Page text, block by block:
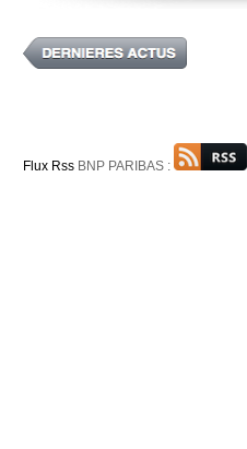
Flux Rss BNP PARIBAS :